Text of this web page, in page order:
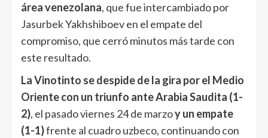
área venezolana, que fue intercambiado por
Jasurbek Yakhshiboev en el empate del
compromiso, que cerró minutos más tarde con
este resultado.
La Vinotinto se despide de la gira por el Medio
Oriente con un triunfo ante Arabia Saudita (1-
2), el pasado viernes 24 de marzoy un empate
(1-1)frente al cuadro uzbeco, continuando con